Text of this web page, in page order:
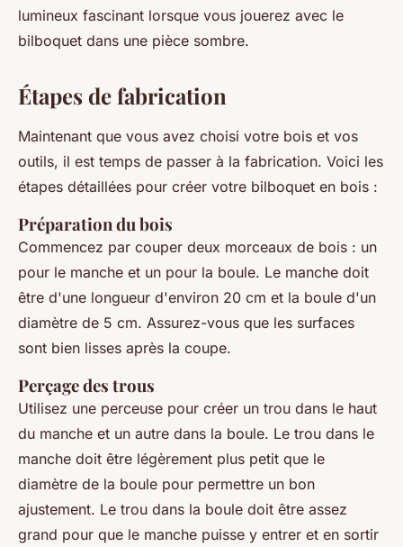
lumineux fascinant lorsque vous jouerez avec le
bilboquet dans une pièce sombre.
Étapes de fabrication
Maintenant que vous avez choisi votre bois et vos
outils, il est temps de passer à la fabrication. Voici les
étapes détaillées pour créer votre bilboquet en bois :
Préparation du bois
Commencez par couper deux morceaux de bois : un
pour le manche et un pour la boule. Le manche doit
être d'une longueur d'environ 20 cm et la boule d'un
diamètre de 5 cm. Assurez-vous que les surfaces
sont bien lisses après la coupe.
Perçage des trous
Utilisez une perceuse pour créer un trou dans le haut
du manche et un autre dans la boule. Le trou dans le
manche doit être légèrement plus petit que le
diamètre de la boule pour permettre un bon
ajustement. Le trou dans la boule doit être assez
grand pour que le manche puisse y entrer et en sortir